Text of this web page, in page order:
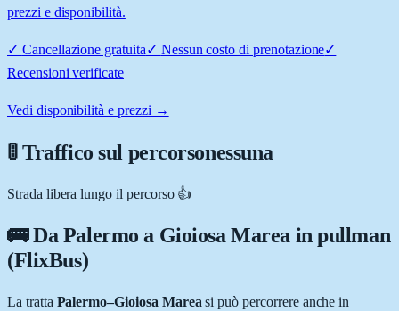
prezzi e disponibilità.
✓ Cancellazione gratuita✓ Nessun costo di prenotazione✓
Recensioni verificate
Vedi disponibilità e prezzi →
🚦 Traffico sul percorsonessuna
Strada libera lungo il percorso 👍
🚌 DaPalermo a Gioiosa Mareain pullman
(FlixBus)
La tratta Palermo–Gioiosa Marea si può percorrere anche in